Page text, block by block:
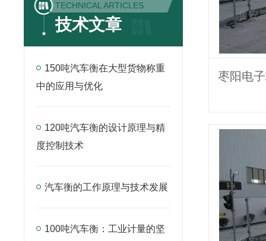
TECHNICAL ARTICLES
技术文章
150吨汽车衡在大型货物称重
中的应用与优化
120吨汽车衡的设计原理与精
度控制技术
汽车衡的工作原理与技术发展
100吨汽车衡：工业计量的坚